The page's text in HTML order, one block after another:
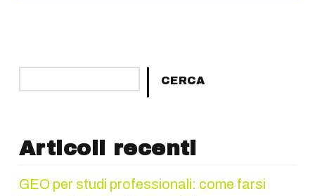
CERCA
Articoli recenti
GEO per studi professionali: come farsi